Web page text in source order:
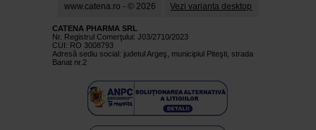
www.catena.ro - © 2026 Vezi varianta desktop
CATENA PHARMA SRL
Nr. Registrul Comerţului: J03/2710/2023
CUI: RO 3008793
Adresă sediu social: judetul Argeş, municipiul Piteşti, strada
Banat nr.2